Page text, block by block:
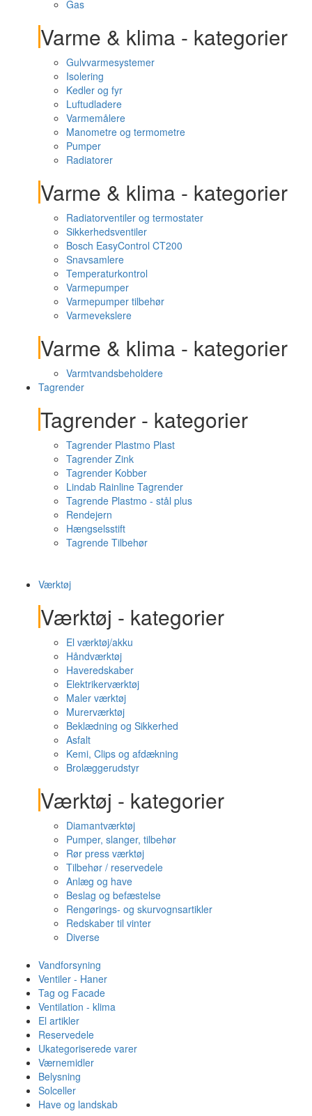
Gas
Varme & klima - kategorier
Gulvvarmesystemer
Isolering
Kedler og fyr
Luftudladere
Varmemålere
Manometre og termometre
Pumper
Radiatorer
Varme & klima - kategorier
Radiatorventiler og termostater
Sikkerhedsventiler
Bosch EasyControl CT200
Snavsamlere
Temperaturkontrol
Varmepumper
Varmepumper tilbehør
Varmevekslere
Varme & klima - kategorier
Varmtvandsbeholdere
Tagrender
Tagrender - kategorier
Tagrender Plastmo Plast
Tagrender Zink
Tagrender Kobber
Lindab Rainline Tagrender
Tagrende Plastmo - stål plus
Rendejern
Hængselsstift
Tagrende Tilbehør
Værktøj
Værktøj - kategorier
El værktøj/akku
Håndværktøj
Haveredskaber
Elektrikerværktøj
Maler værktøj
Murerværktøj
Beklædning og Sikkerhed
Asfalt
Kemi, Clips og afdækning
Brolæggerudstyr
Værktøj - kategorier
Diamantværktøj
Pumper, slanger, tilbehør
Rør press værktøj
Tilbehør / reservedele
Anlæg og have
Beslag og befæstelse
Rengørings- og skurvognsartikler
Redskaber til vinter
Diverse
Vandforsyning
Ventiler - Haner
Tag og Facade
Ventilation - klima
El artikler
Reservedele
Ukategoriserede varer
Værnemidler
Belysning
Solceller
Have og landskab